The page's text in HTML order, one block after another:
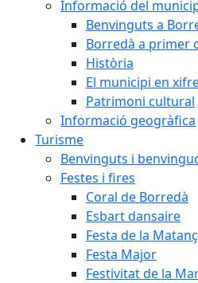
Informació del
Benvinguts a
Borredà a primer
Història
El municipi en
Patrimoni cultural
Informació geogràfica
Turisme
Benvinguts i
Festes i fires
Coral de Borredà
Esbart dansaire
Festa de la
Festa Major
Festivitat de la